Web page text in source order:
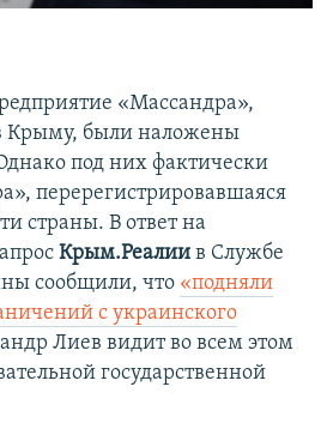
«Массандра»,
Крыму, были наложены
под них фактически
перерегистрировавшаяся
страны. В ответ на
Крым.Реалии в Службе
сообщили, что «подняли
с украинского
Лиев видит во всем этом
государственной